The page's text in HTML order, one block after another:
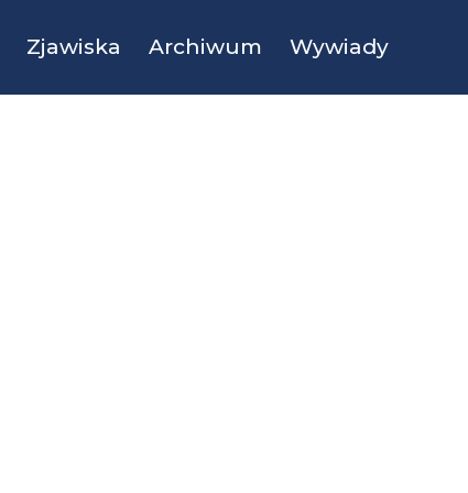
Zjawiska Archiwum Wywiady